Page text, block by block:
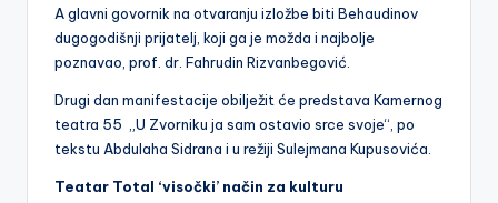
A glavni govornik na otvaranju izložbe biti Behaudinov
dugogodišnji prijatelj, koji ga je možda i najbolje
poznavao, prof. dr. Fahrudin Rizvanbegović.
Drugi dan manifestacije obilježit će predstava Kamernog
teatra 55 „U Zvorniku ja sam ostavio srce svoje“, po
tekstu Abdulaha Sidrana i u režiji Sulejmana Kupusovića.
Teatar Total ‘visočki’ način za kulturu